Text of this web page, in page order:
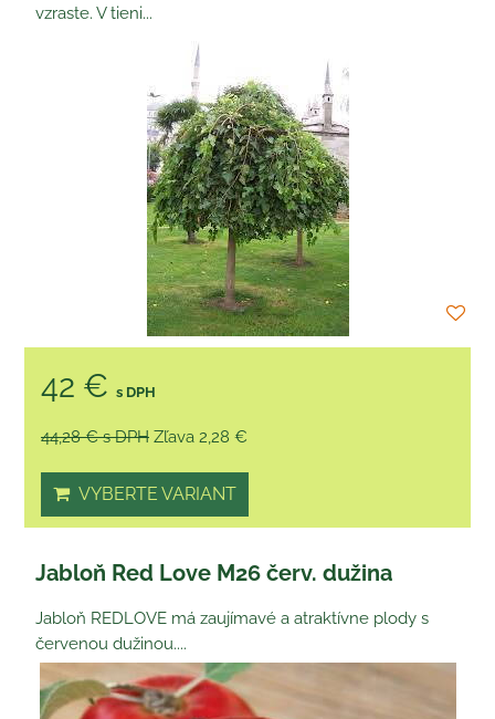
vzraste. V tieni...
42 € s DPH
44,28 €s DPH Zľava 2,28 €
VYBERTE VARIANT
Jabloň Red Love M26 červ. dužina
Jabloň REDLOVE má zaujímavé a atraktívne plody s
červenou dužinou....